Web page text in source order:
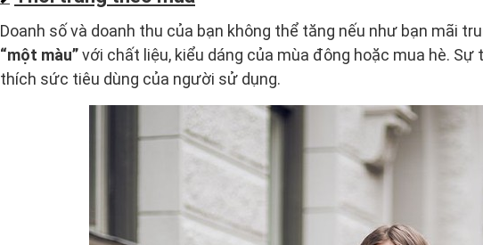
Doanh số và doanh thu của bạn không thể tăng nếu như bạn mãi
“một màu”với chất liệu, kiểu dáng của mùa đông hoặc mua hè.
thích sức tiêu dùng của người sử dụng.